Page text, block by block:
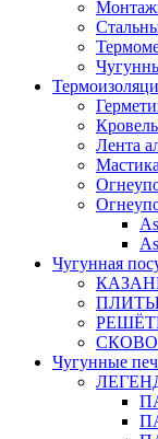
Лента
Чугунная
Чугунные